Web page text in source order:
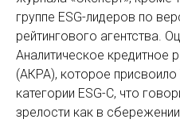
группе ESG-лидеров по
рейтингового агентства.
Аналитическое кредитное
(АКРА), которое
категории ESG-C, что
зрелости как в